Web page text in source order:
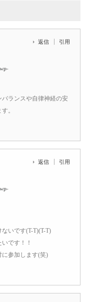
返信 引用
ランスや自律神経の安
。
返信 引用
いです(T-T)(T-T)
です！！
参加します(笑)